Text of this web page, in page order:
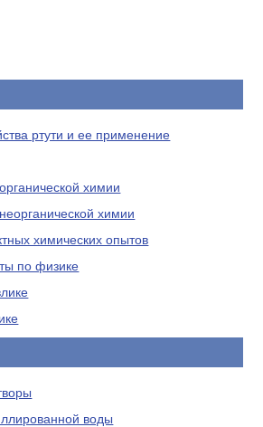
ртути и ее применение
химии
химии
химических опытов
по физике
воды